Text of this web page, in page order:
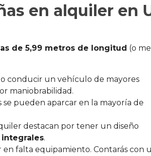
en alquiler en
de 5,99 metros de longitud (o
conducir un vehículo de mayores
maniobrabilidad.
se pueden aparcar en la mayoría de
destacan por tener un diseño
integrales.
en falta equipamiento. Contarás con